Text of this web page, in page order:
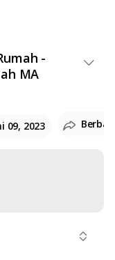
-
MA
09, 2023